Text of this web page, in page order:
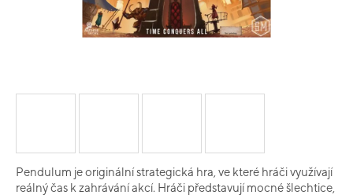
Pendulum je originální strategická hra, ve které hráči využívají
reálný čas k zahrávání akcí. Hráči představují mocné šlechtice,